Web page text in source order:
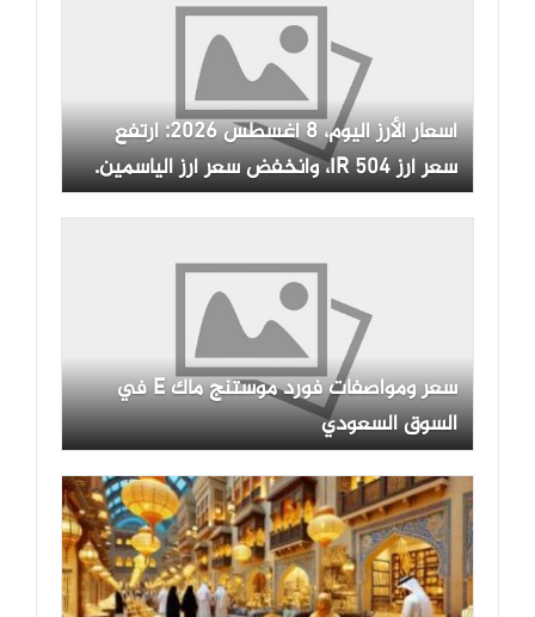
أسعار الأرز اليوم، 8 أغسطس 2026: ارتفع
سعر أرز IR 504، وانخفض سعر أرز الياسمين.
سعر ومواصفات فورد موستنج ماك E في
السوق السعودي